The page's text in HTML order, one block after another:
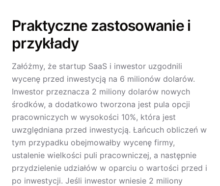
Praktyczne zastosowanie i
przykłady
Załóżmy, że startup SaaS i inwestor uzgodnili
wycenę przed inwestycją na 6 milionów dolarów.
Inwestor przeznacza 2 miliony dolarów nowych
środków, a dodatkowo tworzona jest pula opcji
pracowniczych w wysokości 10%, która jest
uwzględniana przed inwestycją. Łańcuch obliczeń w
tym przypadku obejmowałby wycenę firmy,
ustalenie wielkości puli pracowniczej, a następnie
przydzielenie udziałów w oparciu o wartości przed i
po inwestycji. Jeśli inwestor wniesie 2 miliony